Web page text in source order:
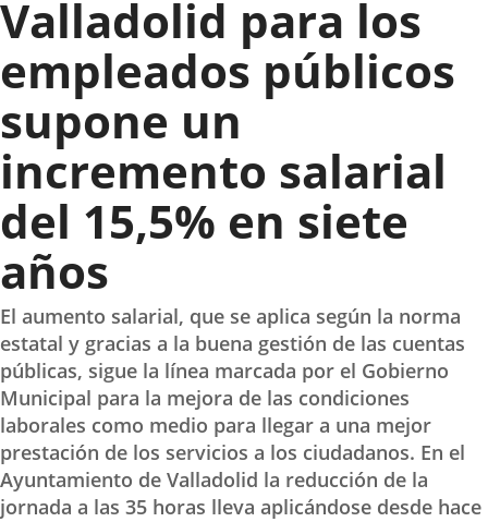
Valladolid para los
empleados públicos
supone un
incremento salarial
del 15,5% en siete
años
El aumento salarial, que se aplica según la norma
estatal y gracias a la buena gestión de las cuentas
públicas, sigue la línea marcada por el Gobierno
Municipal para la mejora de las condiciones
laborales como medio para llegar a una mejor
prestación de los servicios a los ciudadanos. En el
Ayuntamiento de Valladolid la reducción de la
jornada a las 35 horas lleva aplicándose desde hace